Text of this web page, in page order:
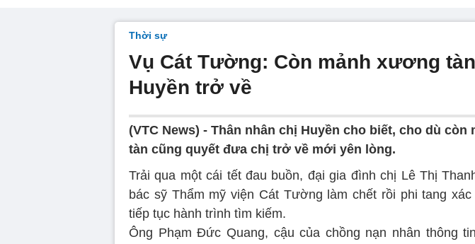
Thời sự
Vụ Cát Tường: Còn mảnh xương
Huyền trở về
(VTC News) - Thân nhân chị Huyền cho biết, cho dù
tàn cũng quyết đưa chị trở về mới yên lòng.
Trải qua một cái tết đau buồn, đại gia đình chị Lê Thị
bác sỹ Thẩm mỹ viện Cát Tường làm chết rồi phi tang
tiếp tục hành trình tìm kiếm.
Ông Phạm Đức Quang, cậu của chồng nạn nhân thông